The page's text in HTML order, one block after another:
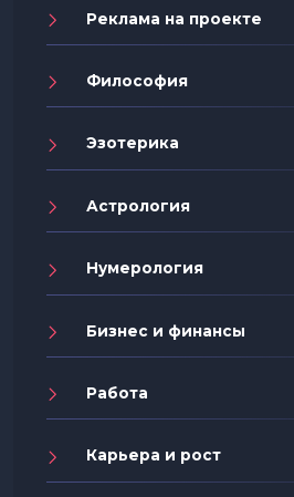
Реклама на проекте
Философия
Эзотерика
Астрология
Нумерология
Бизнес и финансы
Работа
Карьера и рост